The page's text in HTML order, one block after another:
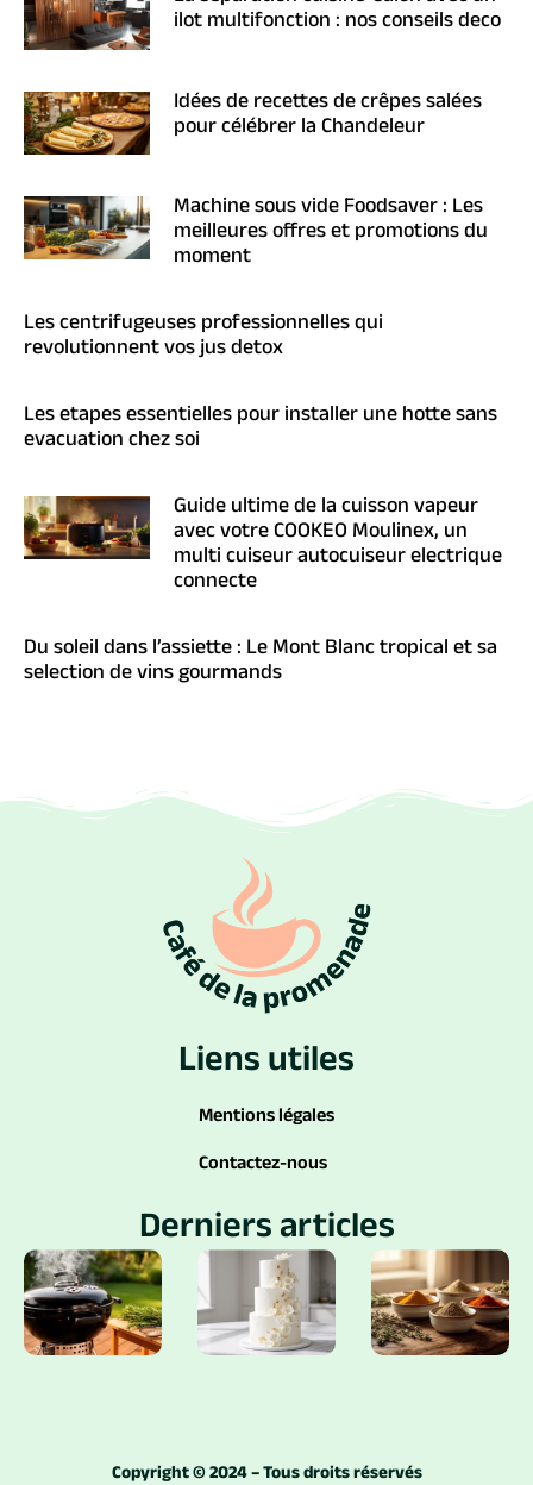
ilot multifonction : nos conseils deco
Idées de recettes de crêpes salées
pour célébrer la Chandeleur
Machine sous vide Foodsaver : Les
meilleures offres et promotions du
moment
Les centrifugeuses professionnelles qui
revolutionnent vos jus detox
Les etapes essentielles pour installer une hotte sans
evacuation chez soi
Guide ultime de la cuisson vapeur
avec votre COOKEO Moulinex, un
multi cuiseur autocuiseur electrique
connecte
Du soleil dans l’assiette : Le Mont Blanc tropical et sa
selection de vins gourmands
Liens utiles
Mentions légales
Contactez-nous
Derniers articles
Copyright © 2024 – Tous droits réservés